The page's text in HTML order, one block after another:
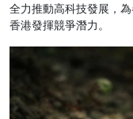
全力推動高科技發展，
香港發揮競爭潛力。